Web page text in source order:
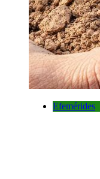
Efemérides